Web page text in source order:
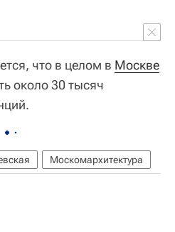
что в целом в Москве
около 30 тысяч
Москомархитектура